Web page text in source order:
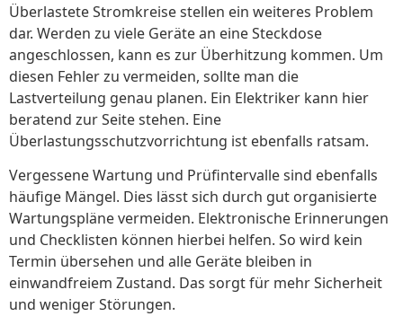
Überlastete Stromkreise stellen ein weiteres Problem
dar. Werden zu viele Geräte an eine Steckdose
angeschlossen, kann es zur Überhitzung kommen. Um
diesen Fehler zu vermeiden, sollte man die
Lastverteilung genau planen. Ein Elektriker kann hier
beratend zur Seite stehen. Eine
Überlastungsschutzvorrichtung ist ebenfalls ratsam.
Vergessene Wartung und Prüfintervalle sind ebenfalls
häufige Mängel. Dies lässt sich durch gut organisierte
Wartungspläne vermeiden. Elektronische Erinnerungen
und Checklisten können hierbei helfen. So wird kein
Termin übersehen und alle Geräte bleiben in
einwandfreiem Zustand. Das sorgt für mehr Sicherheit
und weniger Störungen.